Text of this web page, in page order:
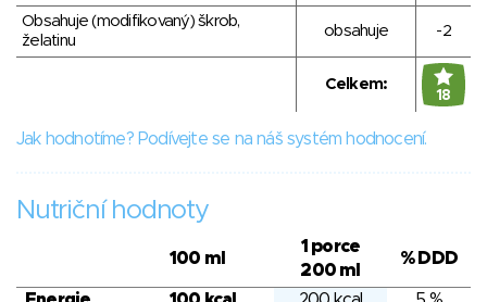
Obsahuje (modifikovaný) škrob,
želatinu
obsahuje -2
Celkem:
18
Jak hodnotíme? Podívejte se na náš systém hodnocení.
Nutriční hodnoty
100 ml
1 porce
200 ml
% DDD